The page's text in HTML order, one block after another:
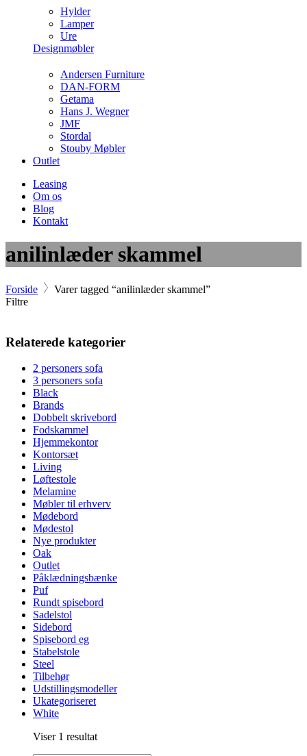
Hylder
Lamper
Ure
Designmøbler
Andersen Furniture
DAN-FORM
Getama
Hans J. Wegner
JMF
Stordal
Stouby Møbler
Outlet
Leasing
Om os
Blog
Kontakt
anilinlæder skammel
Forside
Varer tagged “anilinlæder skammel”
Filtre
Relaterede kategorier
2 personers sofa
3 personers sofa
Black
Brands
Dobbelt skrivebord
Fodskammel
Hjemmekontor
Kontorsæt
Living
Løftestole
Melamine
Møbler til erhverv
Mødebord
Mødestol
Nye produkter
Oak
Outlet
Påklædningsbænke
Puf
Rundt spisebord
Sadelstol
Sidebord
Spisebord eg
Stabelstole
Steel
Tilbehør
Udstillingsmodeller
Ukategoriseret
White
Viser 1 resultat